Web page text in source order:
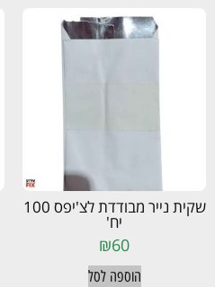
שקית נייר מבודדת לצ'יפס 100
יח'
₪60
הוספה לסל